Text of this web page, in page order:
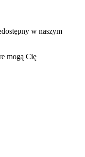
w naszym
mogą Cię